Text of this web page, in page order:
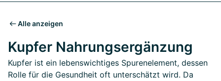
Alle anzeigen
Kupfer Nahrungsergänzung
Kupfer ist ein lebenswichtiges Spurenelement, dessen
Rolle für die Gesundheit oft unterschätzt wird. Da